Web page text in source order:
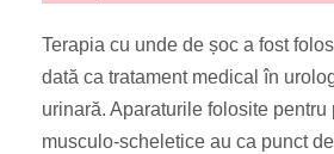
Terapia cu unde de șoc a fost
dată ca tratament medical în
urinară. Aparaturile folosite
musculo-scheletice au ca punct